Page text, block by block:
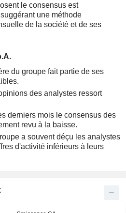
le consensus est
une méthode
de la société et de ses
du groupe fait partie de ses
des analystes ressort
derniers mois le consensus des
revu à la baisse.
a souvent déçu les analystes
d'activité inférieurs à leurs